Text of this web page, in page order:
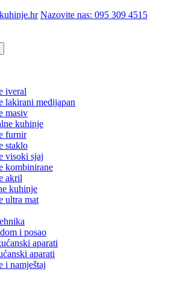
Nazovite nas: 095 309 4515
iveral
lakirani medijapan
masiv
kuhinje
furnir
staklo
visoki sjaj
kombinirane
akril
kuhinje
ultra mat
i posao
aparati
aparati
i namještaj